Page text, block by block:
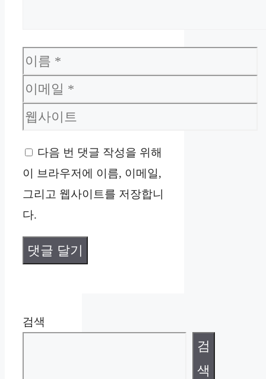
이
름
이
메
일
웹
사
이
트
다음 번 댓글 작성을 위해
이 브라우저에 이름, 이메일,
그리고 웹사이트를 저장합니
다.
검색
검
색